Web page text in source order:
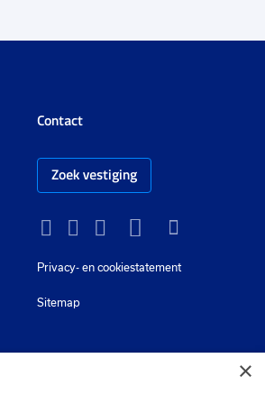
Contact
Zoek vestiging
Privacy- en cookiestatement
Sitemap
×